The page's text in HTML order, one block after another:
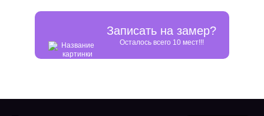
Записать на замер?
Осталось всего 10 мест!!!